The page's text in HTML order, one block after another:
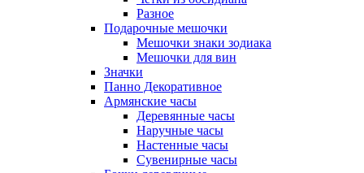
Разное
Подарочные мешочки
Мешочки знаки зодиака
Мешочки для вин
Значки
Панно Декоративное
Армянские часы
Деревянные часы
Наручные часы
Настенные часы
Сувенирные часы